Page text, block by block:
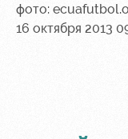
фото:
16 октября 2013